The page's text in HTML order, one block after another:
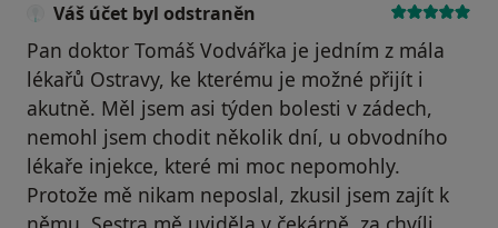
Váš účet byl odstraněn
Pan doktor Tomáš Vodvářka je jedním z mála
lékařů Ostravy, ke kterému je možné přijít i
akutně. Měl jsem asi týden bolesti v zádech,
nemohl jsem chodit několik dní, u obvodního
lékaře injekce, které mi moc nepomohly.
Protože mě nikam neposlal, zkusil jsem zajít k